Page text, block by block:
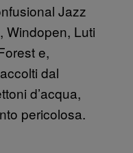
Jazz
Windopen, Luti
e,
dal
d’acqua,
pericolosa.